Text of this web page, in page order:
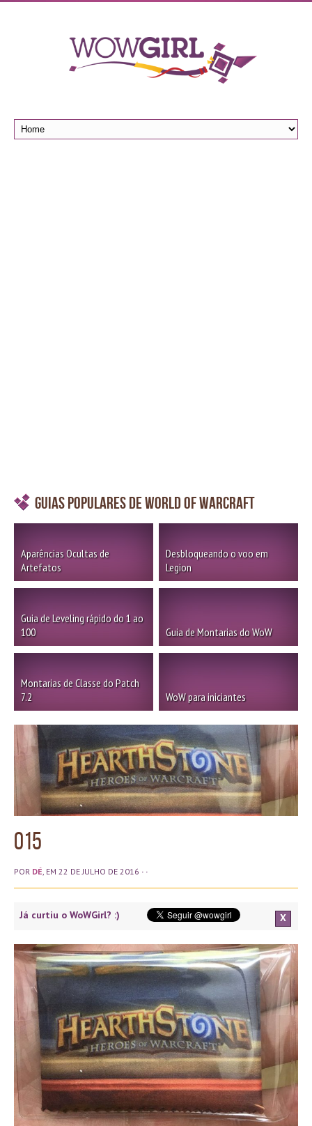
Guias Populares de World of Warcraft
Aparências Ocultas de
Artefatos
Desbloqueando o voo em
Legion
Guia de Leveling rápido do 1 ao
100
Guia de Montarias do WoW
Montarias de Classe do Patch
7.2
WoW para iniciantes
015
POR DÉ , EM 22 DE JULHO DE 2016 · ·
Já curtiu o WoWGirl? :) X